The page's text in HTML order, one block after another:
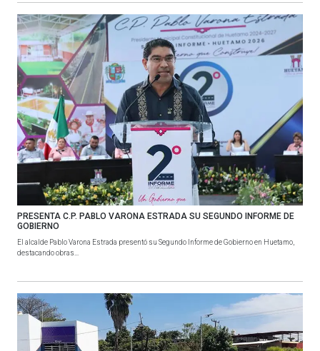
PRESENTA C.P. PABLO VARONA ESTRADA SU SEGUNDO INFORME DE
GOBIERNO
El alcalde Pablo Varona Estrada presentó su Segundo Informe de Gobierno en Huetamo,
destacando obras...